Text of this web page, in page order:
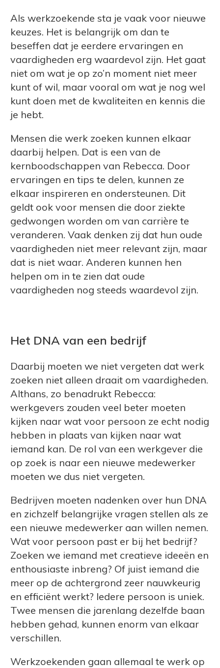
Als werkzoekende sta je vaak voor nieuwe
keuzes. Het is belangrijk om dan te
beseffen dat je eerdere ervaringen en
vaardigheden erg waardevol zijn. Het gaat
niet om wat je op zo’n moment niet meer
kunt of wil, maar vooral om wat je nog wel
kunt doen met de kwaliteiten en kennis die
je hebt.
Mensen die werk zoeken kunnen elkaar
daarbij helpen. Dat is een van de
kernboodschappen van Rebecca. Door
ervaringen en tips te delen, kunnen ze
elkaar inspireren en ondersteunen. Dit
geldt ook voor mensen die door ziekte
gedwongen worden om van carrière te
veranderen. Vaak denken zij dat hun oude
vaardigheden niet meer relevant zijn, maar
dat is niet waar. Anderen kunnen hen
helpen om in te zien dat oude
vaardigheden nog steeds waardevol zijn.
Het DNA van een bedrijf
Daarbij moeten we niet vergeten dat werk
zoeken niet alleen draait om vaardigheden.
Althans, zo benadrukt Rebecca:
werkgevers zouden veel beter moeten
kijken naar wat voor persoon ze echt nodig
hebben in plaats van kijken naar wat
iemand kan. De rol van een werkgever die
op zoek is naar een nieuwe medewerker
moeten we dus niet vergeten.
Bedrijven moeten nadenken over hun DNA
en zichzelf belangrijke vragen stellen als ze
een nieuwe medewerker aan willen nemen.
Wat voor persoon past er bij het bedrijf?
Zoeken we iemand met creatieve ideeën en
enthousiaste inbreng? Of juist iemand die
meer op de achtergrond zeer nauwkeurig
en efficiënt werkt? Iedere persoon is uniek.
Twee mensen die jarenlang dezelfde baan
hebben gehad, kunnen enorm van elkaar
verschillen.
Werkzoekenden gaan allemaal te werk op